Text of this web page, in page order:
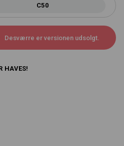
C50
Desværre er versionen udsolgt.
HAVES!